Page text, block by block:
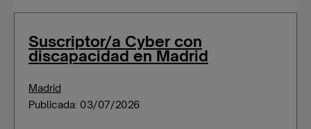
Suscriptor/a Cyber con
discapacidad en Madrid
Madrid
Publicada: 03/07/2026